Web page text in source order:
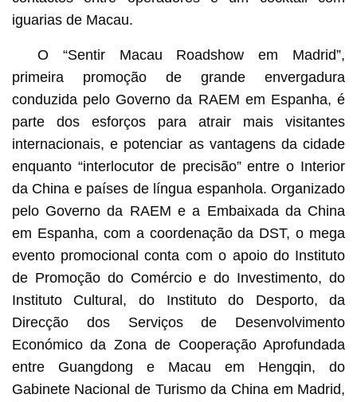
iguarias de Macau.
O “Sentir Macau Roadshow em Madrid”,
primeira promoção de grande envergadura
conduzida pelo Governo da RAEM em Espanha, é
parte dos esforços para atrair mais visitantes
internacionais, e potenciar as vantagens da cidade
enquanto “interlocutor de precisão” entre o Interior
da China e países de língua espanhola. Organizado
pelo Governo da RAEM e a Embaixada da China
em Espanha, com a coordenação da DST, o mega
evento promocional conta com o apoio do Instituto
de Promoção do Comércio e do Investimento, do
Instituto Cultural, do Instituto do Desporto, da
Direcção dos Serviços de Desenvolvimento
Económico da Zona de Cooperação Aprofundada
entre Guangdong e Macau em Hengqin, do
Gabinete Nacional de Turismo da China em Madrid,